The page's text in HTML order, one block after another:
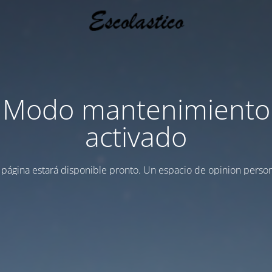
Modo mantenimiento
activado
estará disponible pronto. Un espacio de opinion